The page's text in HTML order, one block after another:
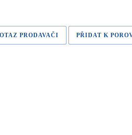
PRODAVAČI PŘIDAT K